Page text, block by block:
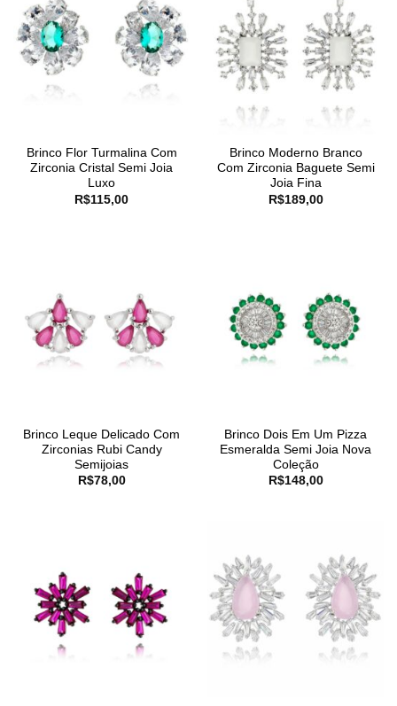
Brinco Flor Turmalina Com
Zirconia Cristal Semi Joia
Luxo
R$115,00
Brinco Moderno Branco
Com Zirconia Baguete Semi
Joia Fina
R$189,00
Brinco Leque Delicado Com
Zirconias Rubi Candy
Semijoias
R$78,00
Brinco Dois Em Um Pizza
Esmeralda Semi Joia Nova
Coleção
R$148,00